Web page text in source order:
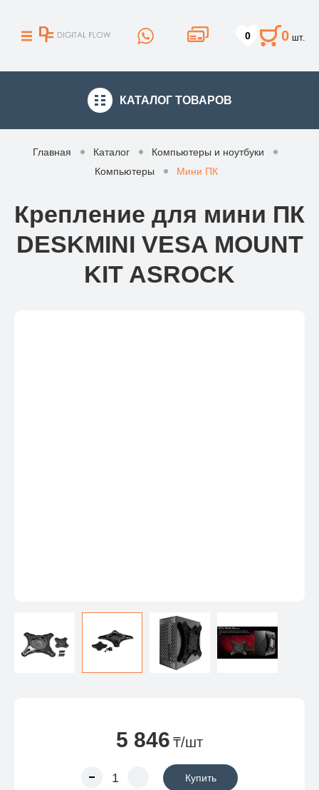
0 0 шт.
КАТАЛОГ ТОВАРОВ
Главная Каталог
Компьютеры и ноутбуки
Компьютеры
Мини ПК
Крепление для мини ПК
DESKMINI VESA MOUNT
KIT ASROCK
5 846 ₸/шт
Купить